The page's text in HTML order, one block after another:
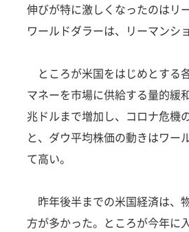
伸びが特に激しくなったのはリ
ワールドダラーは、リーマンシ
ところが米国をはじめとする
マネーを市場に供給する量的緩
兆ドルまで増加し、コロナ危機
と、ダウ平均株価の動きはワー
て高い。
昨年後半までの米国経済は、
方が多かった。ところが今年に